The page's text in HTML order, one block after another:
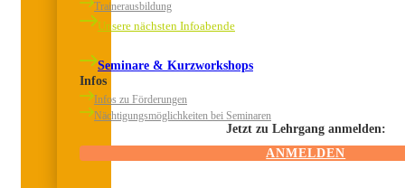
Trainerausbildung
Unsere nächsten Infoabende
Seminare & Kurzworkshops
Infos
Infos zu Förderungen
Nächtigungsmöglichkeiten bei Seminaren
Jetzt zu Lehrgang anmelden:
ANMELDEN